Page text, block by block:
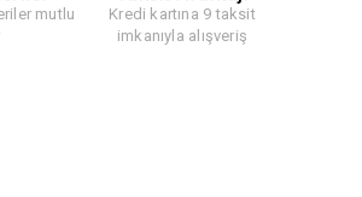
mutlu
Kredi kartına 9 taksit
imkanıyla alışveriş